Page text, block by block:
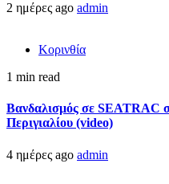
2 ημέρες ago admin
Κορινθία
1 min read
Βανδαλισμός σε SEATRAC
Περιγιαλίου (video)
4 ημέρες ago admin